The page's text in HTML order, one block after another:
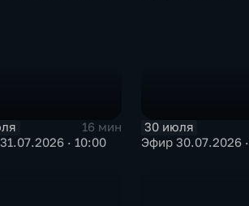
16 мин
· 10:00
30 июля
Эфир 30.07.2026